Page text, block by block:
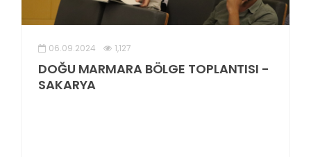
06.09.2024 1,127
DOĞU MARMARA BÖLGE TOPLANTISI -
SAKARYA